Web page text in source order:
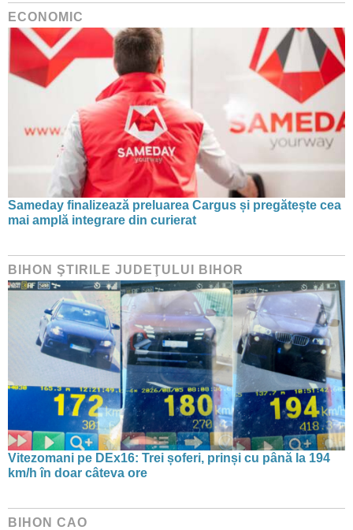
ECONOMIC
Sameday finalizează preluarea Cargus și pregătește cea
mai amplă integrare din curierat
BIHON ŞTIRILE JUDEŢULUI BIHOR
Vitezomani pe DEx16: Trei șoferi, prinși cu până la 194
km/h în doar câteva ore
BIHON CAO